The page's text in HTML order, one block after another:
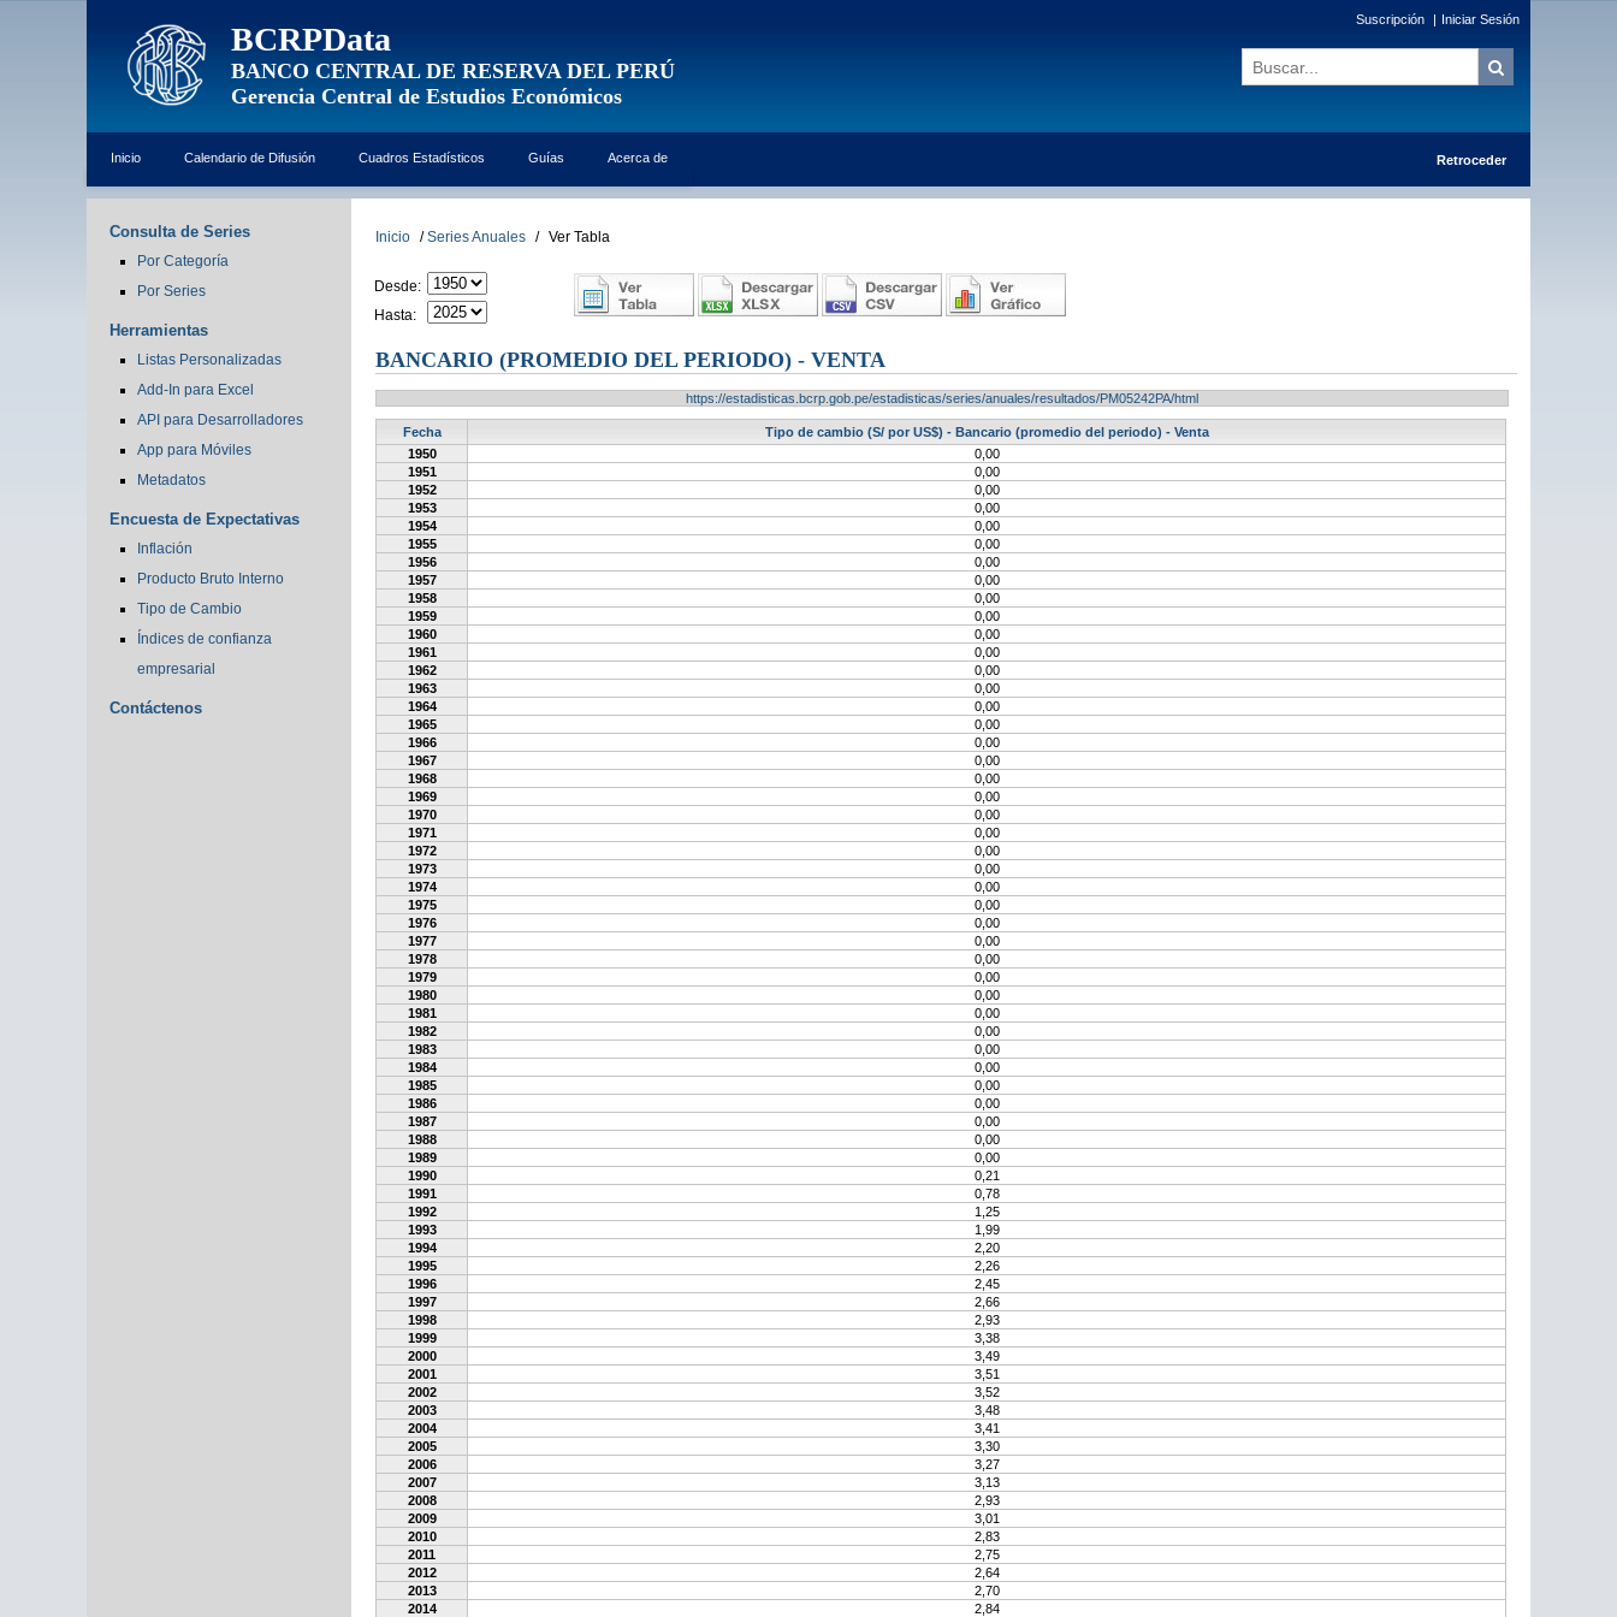
BCRPData
BANCO CENTRAL DE RESERVA DEL PERÚ
Gerencia Central de Estudios Económicos
Suscripción | Iniciar Sesión
Inicio Calendario de Difusión Cuadros Estadísticos Guías Acerca de Retroceder
Consulta de Series
Por Categoría
Por Series
Herramientas
Listas Personalizadas
Add-In para Excel
API para Desarrolladores
App para Móviles
Metadatos
Encuesta de Expectativas
Inflación
Producto Bruto Interno
Tipo de Cambio
Índices de confianza
empresarial
Contáctenos
Inicio / Series Anuales / Ver Tabla
Desde:
Hasta:
BANCARIO (PROMEDIO DEL PERIODO) - VENTA
https://estadisticas.bcrp.gob.pe/estadisticas/series/anuales/resultados/PM05242PA/html
Fecha
Tipo de cambio (S/ por US$) - Bancario (promedio del periodo) - Venta
1950
0,00
1951
0,00
1952
0,00
1953
0,00
1954
0,00
1955
0,00
1956
0,00
1957
0,00
1958
0,00
1959
0,00
1960
0,00
1961
0,00
1962
0,00
1963
0,00
1964
0,00
1965
0,00
1966
0,00
1967
0,00
1968
0,00
1969
0,00
1970
0,00
1971
0,00
1972
0,00
1973
0,00
1974
0,00
1975
0,00
1976
0,00
1977
0,00
1978
0,00
1979
0,00
1980
0,00
1981
0,00
1982
0,00
1983
0,00
1984
0,00
1985
0,00
1986
0,00
1987
0,00
1988
0,00
1989
0,00
1990
0,21
1991
0,78
1992
1,25
1993
1,99
1994
2,20
1995
2,26
1996
2,45
1997
2,66
1998
2,93
1999
3,38
2000
3,49
2001
3,51
2002
3,52
2003
3,48
2004
3,41
2005
3,30
2006
3,27
2007
3,13
2008
2,93
2009
3,01
2010
2,83
2011
2,75
2012
2,64
2013
2,70
2014
2,84